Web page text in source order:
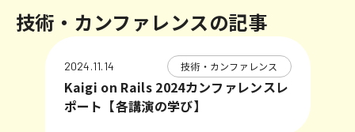
技術・カンファレンスの記事
2024.11.14 技術・カンファレンス
Kaigi on Rails 2024カンファレンスレ
ポート【各講演の学び】